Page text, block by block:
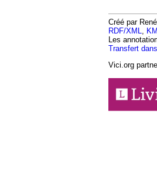
Créé par
RDF/XML
Les
Transfert
Vici.org